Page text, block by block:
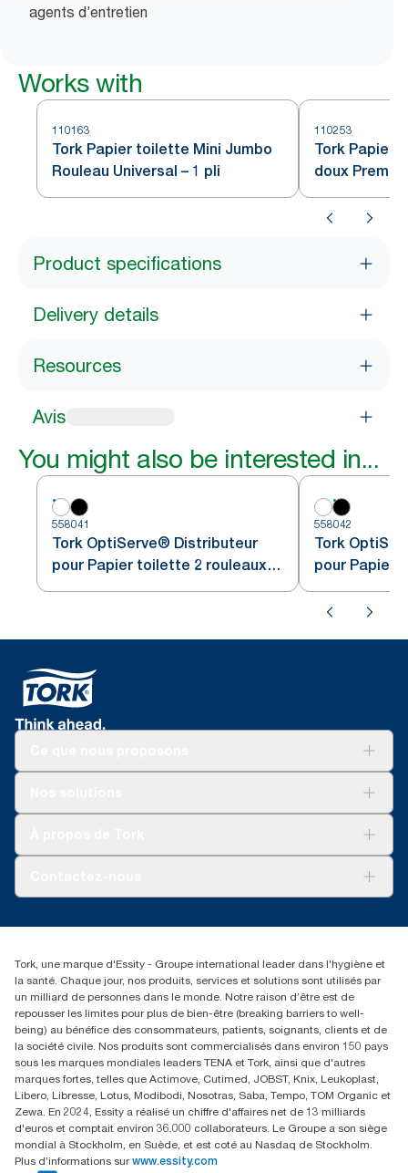
agents d’entretien
Works with
110163
Tork Papier toilette Mini Jumbo
Rouleau Universal – 1 pli
110253
Tork Papier
doux
Product specifications
Delivery details
Resources
Avis
You might also be interested in...
558041
Tork OptiServe® Distributeur
pour Papier toilette 2 rouleaux
558042
Tork
pour Papier
Reclamation pour distributeurs
+41 (0)848/810152
Essity Switzerland AG
Parkstraße 1b
6214 Schenkon
Lundi-jeudi 8:00-16:30 | Vendredi 8:00-15:00
GLN: 7609999000928
Tork, une marque d'Essity - Groupe international leader dans l'hygiène et
la santé. Chaque jour, nos produits, services et solutions sont utilisés par
un milliard de personnes dans le monde. Notre raison d’être est de
repousser les limites pour plus de bien-être (breaking barriers to well-
being) au bénéfice des consommateurs, patients, soignants, clients et de
la société civile. Nos produits sont commercialisés dans environ 150 pays
sous les marques mondiales leaders TENA et Tork, ainsi que d'autres
marques fortes, telles que Actimove, Cutimed, JOBST, Knix, Leukoplast,
Libero, Libresse, Lotus, Modibodi, Nosotras, Saba, Tempo, TOM Organic et
Zewa. En 2024, Essity a réalisé un chiffre d'affaires net de 13 milliards
d'euros et comptait environ 36.000 collaborateurs. Le Groupe a son siège
mondial à Stockholm, en Suède, et est coté au Nasdaq de Stockholm.
Plus d’informations sur www.essity.com